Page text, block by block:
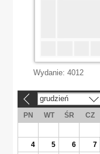
Wydanie: 4012
grudzień
PN WT ŚR CZ
4
5 6 7